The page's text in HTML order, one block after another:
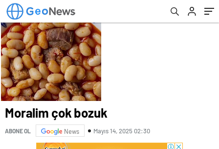
Moralim çok bozuk
ABONE OL News Mayıs 14, 2025 02:30